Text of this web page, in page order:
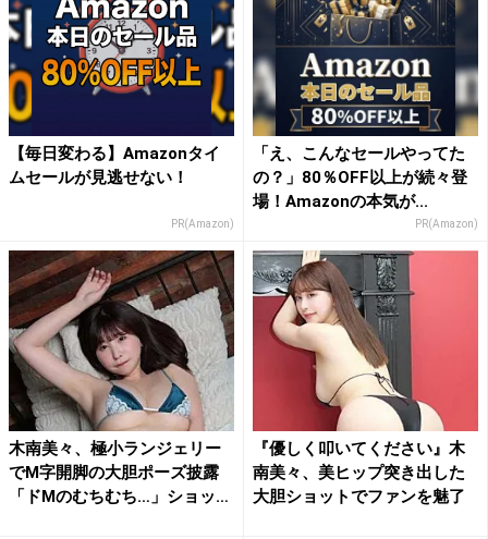
【毎日変わる】Amazonタイ
ムセールが見逃せない！
PR(Amazon)
「え、こんなセールやってた
の？」80％OFF以上が続々登
場！Amazonの本気が...
PR(Amazon)
木南美々、極小ランジェリー
でM字開脚の大胆ポーズ披露
「ドMのむちむち…」ショッ
『優しく叩いてください』木
南美々、美ヒップ突き出した
大胆ショットでファンを魅了